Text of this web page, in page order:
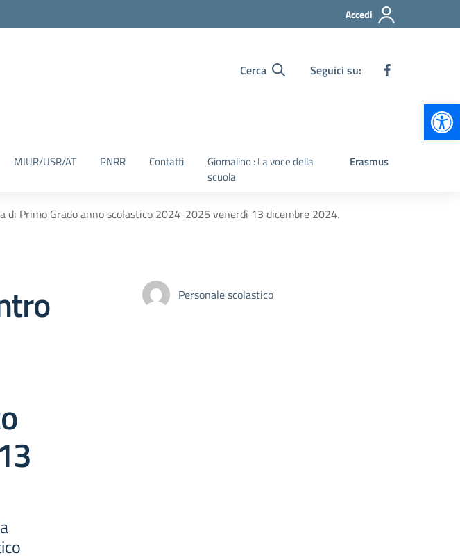
Accedi
Cerca Seguici su:
MIUR/USR/AT PNRR Contatti
Giornalino : La voce della
scuola
Erasmus
di Primo Grado anno scolastico 2024-2025 venerdì 13 dicembre 2024.
Personale scolastico